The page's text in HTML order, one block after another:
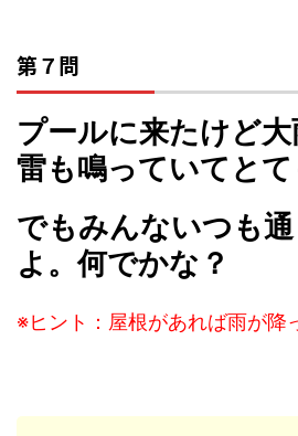
第７問
プールに来たけど大
雷も鳴っていてとて
でもみんないつも
よ。何でかな？
※ヒント：屋根があれば雨が降